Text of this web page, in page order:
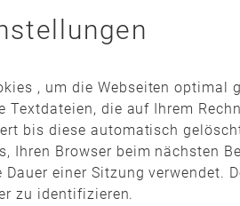
, um die Webseiten
Textdateien, die auf Ihrem
bis diese automatisch
Ihren Browser beim nächsten
einer Sitzung verwendet.
zu identifizieren.